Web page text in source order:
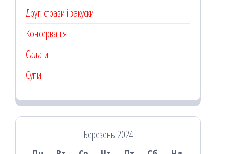
Другі страви і закуски
Консервація
Салати
Супи
Березень 2024